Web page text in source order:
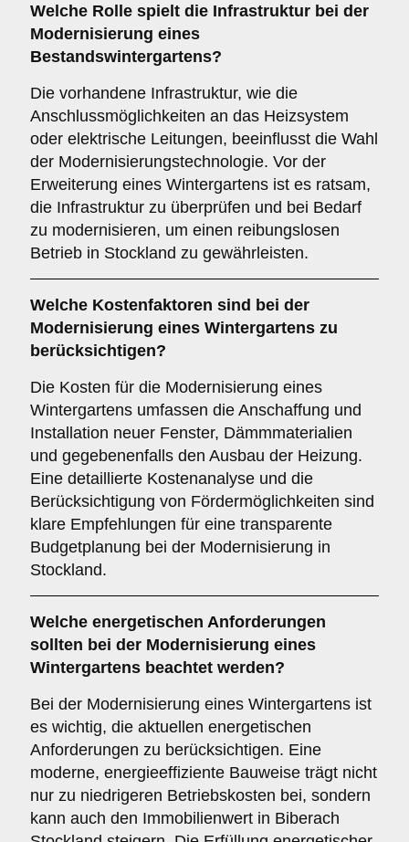
Welche Rolle spielt die Infrastruktur bei der
Modernisierung eines
Bestandswintergartens?
Die vorhandene Infrastruktur, wie die
Anschlussmöglichkeiten an das Heizsystem
oder elektrische Leitungen, beeinflusst die Wahl
der Modernisierungstechnologie. Vor der
Erweiterung eines Wintergartens ist es ratsam,
die Infrastruktur zu überprüfen und bei Bedarf
zu modernisieren, um einen reibungslosen
Betrieb in Stockland zu gewährleisten.
Welche Kostenfaktoren sind bei der
Modernisierung eines Wintergartens zu
berücksichtigen?
Die Kosten für die Modernisierung eines
Wintergartens umfassen die Anschaffung und
Installation neuer Fenster, Dämmmaterialien
und gegebenenfalls den Ausbau der Heizung.
Eine detaillierte Kostenanalyse und die
Berücksichtigung von Fördermöglichkeiten sind
klare Empfehlungen für eine transparente
Budgetplanung bei der Modernisierung in
Stockland.
Welche energetischen Anforderungen
sollten bei der Modernisierung eines
Wintergartens beachtet werden?
Bei der Modernisierung eines Wintergartens ist
es wichtig, die aktuellen energetischen
Anforderungen zu berücksichtigen. Eine
moderne, energieeffiziente Bauweise trägt nicht
nur zu niedrigeren Betriebskosten bei, sondern
kann auch den Immobilienwert in Biberach